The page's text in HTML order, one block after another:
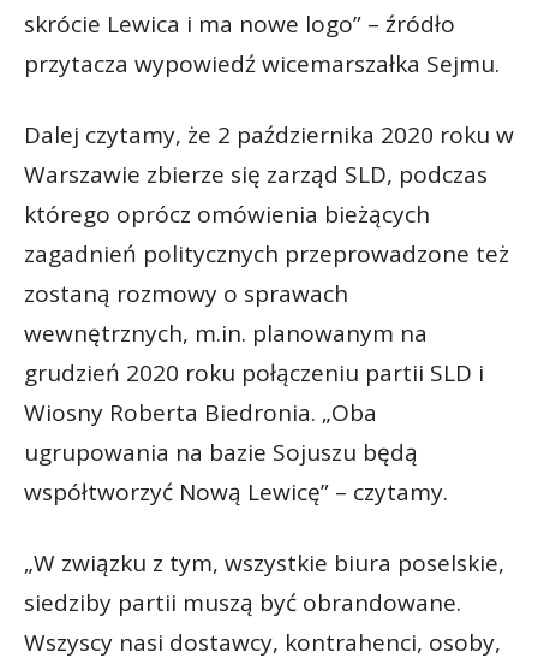
skrócie Lewica i ma nowe logo” – źródło
przytacza wypowiedź wicemarszałka Sejmu.
Dalej czytamy, że 2 października 2020 roku w
Warszawie zbierze się zarząd SLD, podczas
którego oprócz omówienia bieżących
zagadnień politycznych przeprowadzone też
zostaną rozmowy o sprawach
wewnętrznych, m.in. planowanym na
grudzień 2020 roku połączeniu partii SLD i
Wiosny Roberta Biedronia. „Oba
ugrupowania na bazie Sojuszu będą
współtworzyć Nową Lewicę” – czytamy.
„W związku z tym, wszystkie biura poselskie,
siedziby partii muszą być obrandowane.
Wszyscy nasi dostawcy, kontrahenci, osoby,